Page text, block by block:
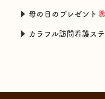
母の日のプレゼント
カラフル訪問看護ステーションの